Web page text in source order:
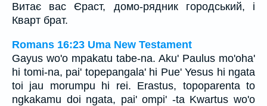
Витає вас Єраст, домо-рядник городський, і
Кварт брат.
Romans 16:23 Uma New Testament
Gayus wo'o mpakatu tabe-na. Aku' Paulus mo'oha'
hi tomi-na, pai' topepangala' hi Pue' Yesus hi ngata
toi jau morumpu hi rei. Erastus, topoparenta to
ngkakamu doi ngata, pai' ompi' -ta Kwartus wo'o